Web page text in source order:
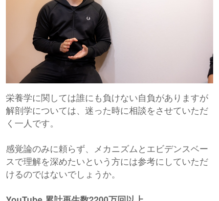
栄養学に関しては誰にも負けない自負がありますが
解剖学については、迷った時に相談をさせていただ
く一人です。
感覚論のみに頼らず、メカニズムとエビデンスベー
スで理解を深めたいという方には参考にしていただ
けるのではないでしょうか。